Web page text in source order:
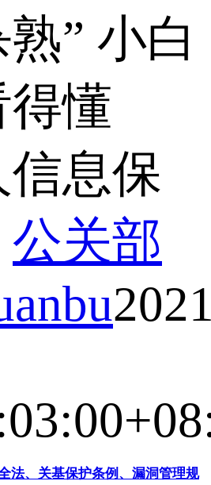
” 小白
懂
信息保
公关部
法、关基保护条例、漏洞管理规